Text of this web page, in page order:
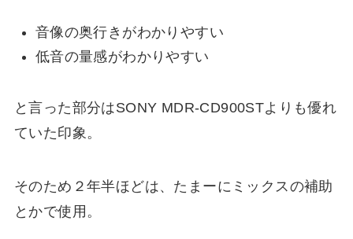
音像の奥行きがわかりやすい
低音の量感がわかりやすい
と言った部分はSONY MDR-CD900STよりも優れ
ていた印象。
そのため２年半ほどは、たまーにミックスの補助
とかで使用。